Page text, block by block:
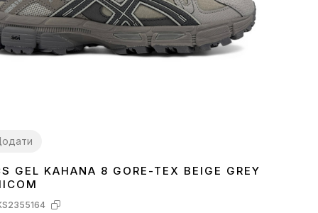
GEL KAHANA 8 GORE-TEX BEIGE GREY